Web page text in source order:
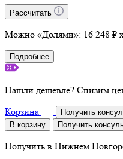
Рассчитать
Можно «Долями»: 16 248 ₽
Подробнее
Нашли дешевле? Снизим
Корзина
Получить
В корзину
Получить
Получить в Нижнем